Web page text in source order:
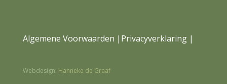
Algemene Voorwaarden | Privacyverklaring |
Webdesign: Hanneke de Graaf